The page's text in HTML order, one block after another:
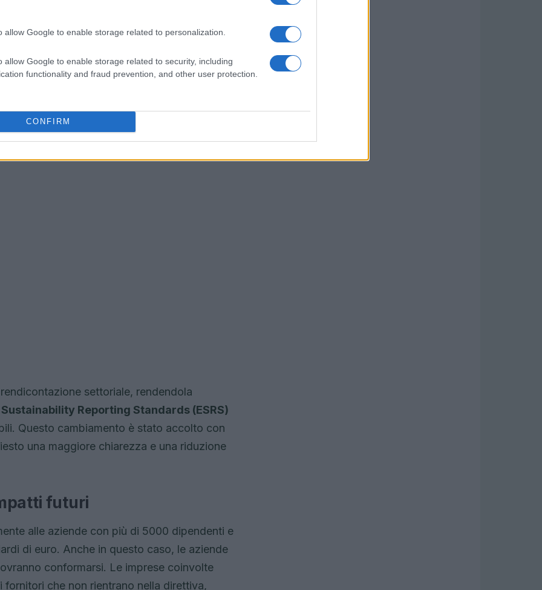
allow Google to enable storage related to personalization.
allow Google to enable storage related to security, including
functionality and fraud prevention, and other user protection.
CONFIRM
la CSRD , ora applicabile solo a imprese con
a 450 milioni di euro. Ciò significa che
non dovranno più rispettare gli obblighi
non saranno obbligate a fornire
riducendo ulteriormente il carico
settoriale, rendendola
Reporting Standards (ESRS)
Questo cambiamento è stato accolto con
una maggiore chiarezza e una riduzione
futuri
alle aziende con più di 5000 dipendenti e
di euro. Anche in questo caso, le aziende
conformarsi. Le imprese coinvolte
che non rientrano nella direttiva,